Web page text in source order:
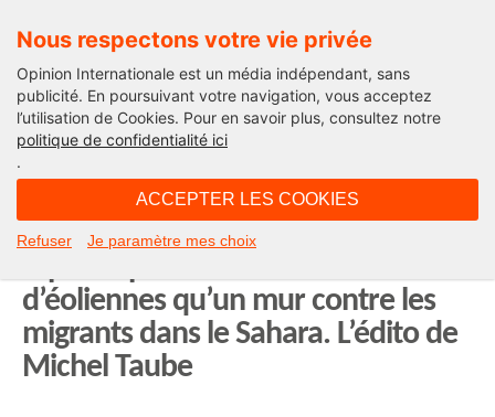
Nous respectons votre vie privée
Opinion Internationale est un média indépendant, sans
publicité. En poursuivant votre navigation, vous acceptez
l’utilisation de Cookies. Pour en savoir plus, consultez notre
politique de confidentialité ici
.
ACCEPTER LES COOKIES
Refuser Je paramètre mes choix
International
Monsieur Trump, mieux vaut un
d’éoliennes qu’un mur contre les
migrants dans le Sahara. L’édito de
Michel Taube